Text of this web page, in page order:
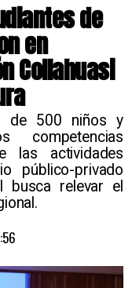
de
en
Collahuasi
de 500 niños y
competencias
las actividades
público-privado
busca relevar el